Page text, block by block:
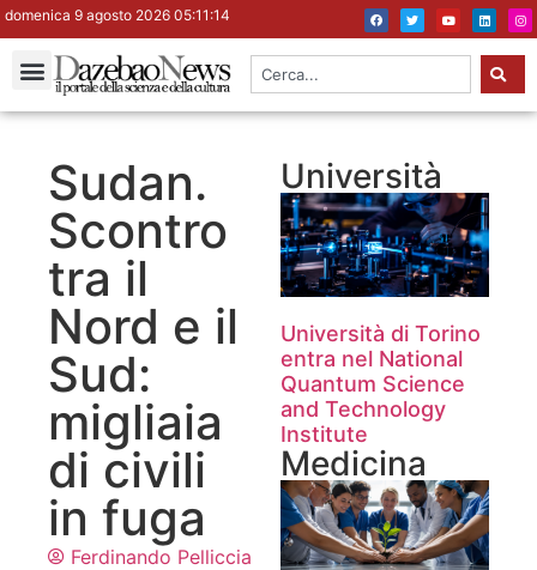
domenica 9 agosto 2026 05:11:15
Sudan.
Scontro
tra il
Nord e il
Sud:
migliaia
di civili
in fuga
Ferdinando Pelliccia
Università
Università di Torino
entra nel National
Quantum Science
and Technology
Institute
Medicina